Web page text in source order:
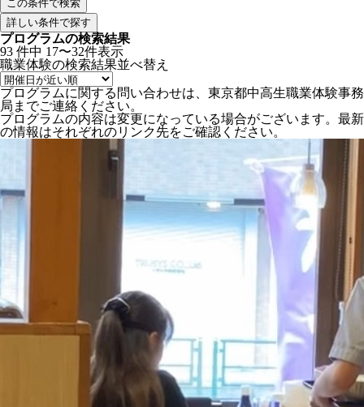
詳しい条件で探す
プログラムの検索結果
93 件中 17〜32件表示
職業体験の検索結果並べ替え
プログラムに関する問い合わせは、東京都中高生職業体験事務
局までご連絡ください。
プログラムの内容は変更になっている場合がございます。最新
の情報はそれぞれのリンク先をご確認ください。